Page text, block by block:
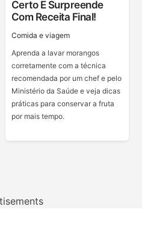
Certo E Surpreende
Com Receita Final!
Сomida e viagem
Aprenda a lavar morangos
corretamente com a técnica
recomendada por um chef e pelo
Ministério da Saúde e veja dicas
práticas para conservar a fruta
por mais tempo.